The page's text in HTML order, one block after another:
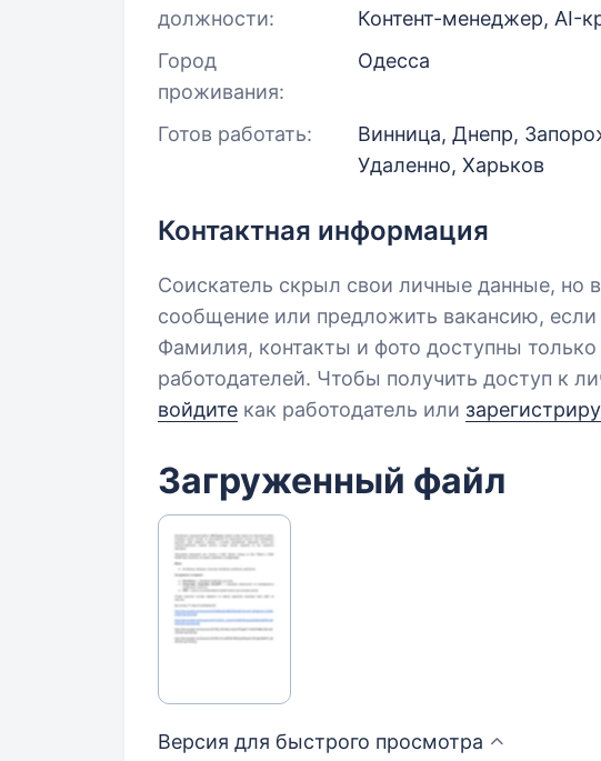
должности:
Контент-менеджер, AI-
Город
проживания:
Одесса
Готов работать:
Винница, Днепр,
Удаленно, Харьков
Контактная информация
Соискатель скрыл свои личные данные, но
сообщение или предложить вакансию, если
Фамилия, контакты и фото доступны
работодателей. Чтобы получить доступ к
войдите как работодатель или
Загруженный файл
Версия для быстрого просмотра